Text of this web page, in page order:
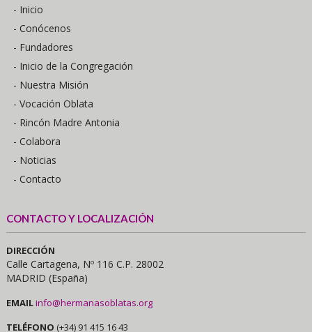
- Inicio
- Conócenos
- Fundadores
- Inicio de la Congregación
- Nuestra Misión
- Vocación Oblata
- Rincón Madre Antonia
- Colabora
- Noticias
- Contacto
CONTACTO Y LOCALIZACIÓN
DIRECCIÓN
Calle Cartagena, Nº 116 C.P. 28002
MADRID (España)
EMAILinfo@hermanasoblatas.org
TELÉFONO (+34) 91 415 16 43